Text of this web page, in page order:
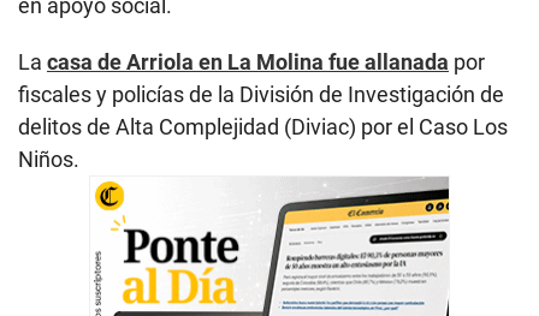
en apoyo social.
La casa de Arriola en La Molina fue allanada por
fiscales y policías de la División de Investigación de
delitos de Alta Complejidad (Diviac) por el Caso Los
Niños.